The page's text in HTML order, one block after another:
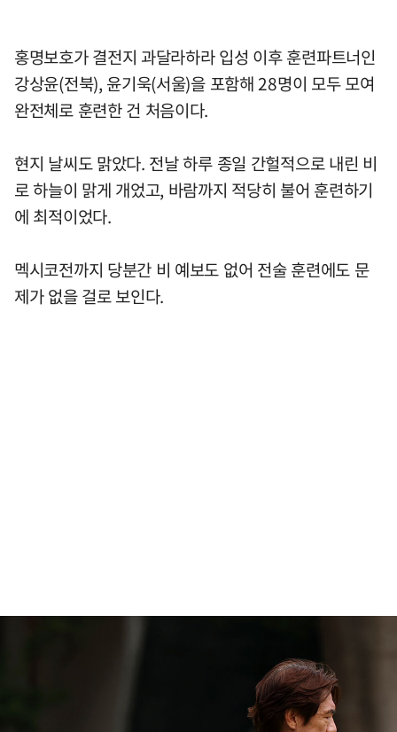
홍명보호가 결전지 과달라하라 입성 이후 훈련파트너인
강상윤(전북), 윤기욱(서울)을 포함해 28명이 모두 모여
완전체로 훈련한 건 처음이다.
현지 날씨도 맑았다. 전날 하루 종일 간헐적으로 내린 비
로 하늘이 맑게 개었고, 바람까지 적당히 불어 훈련하기
에 최적이었다.
멕시코전까지 당분간 비 예보도 없어 전술 훈련에도 문
제가 없을 걸로 보인다.